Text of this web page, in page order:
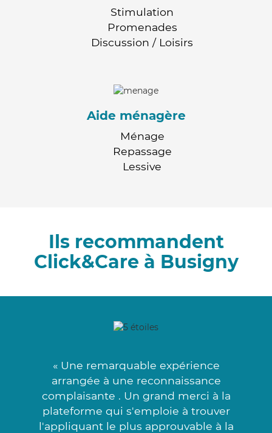
Stimulation
Promenades
Discussion / Loisirs
Aide ménagère
Ménage
Repassage
Lessive
Ils recommandent
Click&Care à Busigny
« Une remarquable expérience
arrangée à une reconnaissance
complaisante . Un grand merci à la
plateforme qui s'emploie à trouver
l'appliquant le plus approuvable à la